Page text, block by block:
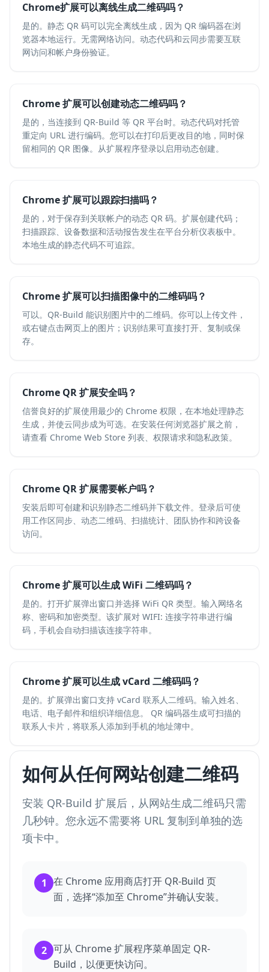
Chrome扩展可以离线生成二维码吗？
是的。静态 QR 码可以完全离线生成，因为 QR 编码器在浏
览器本地运行。无需网络访问。动态代码和云同步需要互联
网访问和帐户身份验证。
Chrome 扩展可以创建动态二维码吗？
是的，当连接到 QR-Build 等 QR 平台时。动态代码对托管
重定向 URL 进行编码。您可以在打印后更改目的地，同时保
留相同的 QR 图像。从扩展程序登录以启用动态创建。
Chrome 扩展可以跟踪扫描吗？
是的，对于保存到关联帐户的动态 QR 码。扩展创建代码；
扫描跟踪、设备数据和活动报告发生在平台分析仪表板中。
本地生成的静态代码不可追踪。
Chrome 扩展可以扫描图像中的二维码吗？
可以。QR-Build 能识别图片中的二维码。你可以上传文件，
或右键点击网页上的图片；识别结果可直接打开、复制或保
存。
Chrome QR 扩展安全吗？
信誉良好的扩展使用最少的 Chrome 权限，在本地处理静态
生成，并使云同步成为可选。在安装任何浏览器扩展之前，
请查看 Chrome Web Store 列表、权限请求和隐私政策。
Chrome QR 扩展需要帐户吗？
安装后即可创建和识别静态二维码并下载文件。登录后可使
用工作区同步、动态二维码、扫描统计、团队协作和跨设备
访问。
Chrome 扩展可以生成 WiFi 二维码吗？
是的。打开扩展弹出窗口并选择 WiFi QR 类型。输入网络名
称、密码和加密类型。该扩展对 WIFI: 连接字符串进行编
码，手机会自动扫描该连接字符串。
Chrome 扩展可以生成 vCard 二维码吗？
是的。扩展弹出窗口支持 vCard 联系人二维码。输入姓名、
电话、电子邮件和组织详细信息。 QR 编码器生成可扫描的
联系人卡片，将联系人添加到手机的地址簿中。
如何从任何网站创建二维码
安装 QR-Build 扩展后，从网站生成二维码只需
几秒钟。您永远不需要将 URL 复制到单独的选
项卡中。
1 在 Chrome 应用商店打开 QR-Build 页
面，选择“添加至 Chrome”并确认安装。
2 可从 Chrome 扩展程序菜单固定 QR-
Build，以便更快访问。